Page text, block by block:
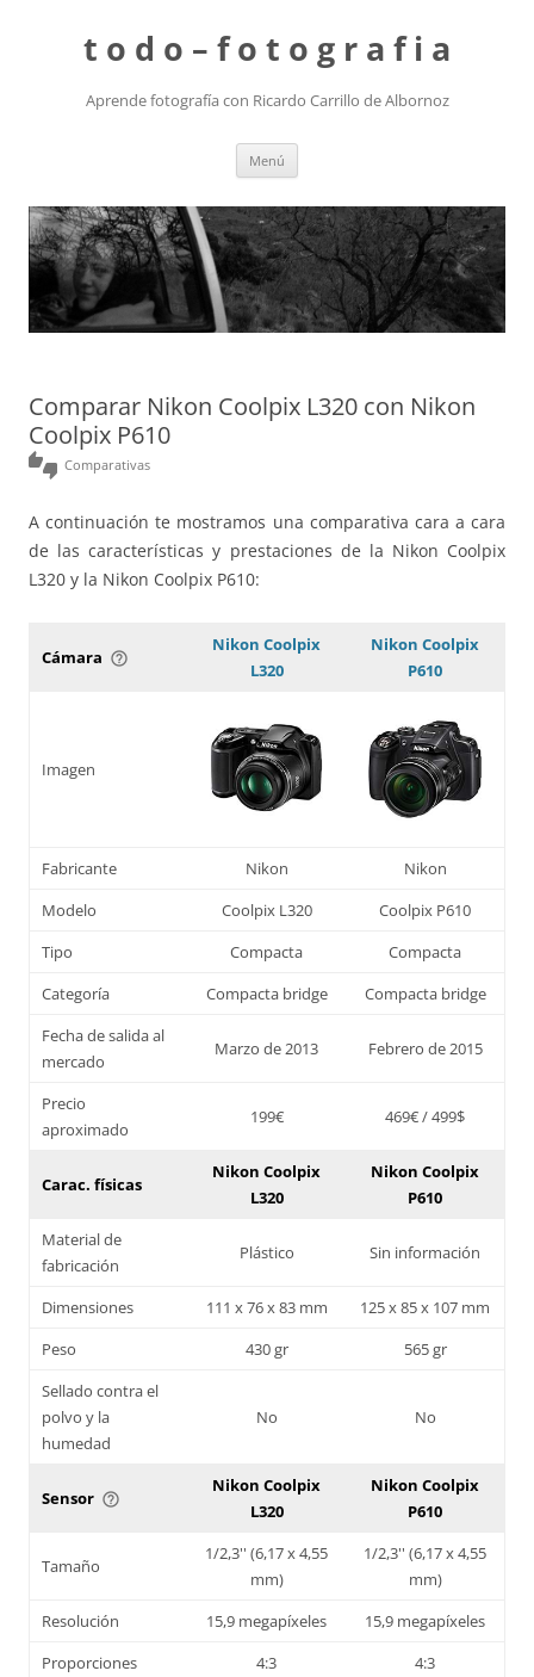
t o d o – f o t o g r a f i a
Aprende fotografía con Ricardo Carrillo de Albornoz
Menú
Comparar Nikon Coolpix L320 con Nikon
Coolpix P610
thumbs_up_down Comparativas
A continuación te mostramos una comparativa cara a cara
de las características y prestaciones de la Nikon Coolpix
L320 y la Nikon Coolpix P610:
Cámara help_outline
Nikon Coolpix
L320
Nikon Coolpix
P610
Imagen
Fabricante Nikon
Nikon
Modelo
Coolpix L320
Coolpix P610
Tipo
Compacta
Compacta
Categoría
Compacta bridge
Compacta bridge
Fecha de salida al
mercado
Marzo de 2013 Febrero de 2015
Precio
aproximado
199€ 469€ / 499$
Carac. físicas
Nikon Coolpix
L320
Nikon Coolpix
P610
Material de
fabricación
Plástico Sin información
Dimensiones 111 x 76 x 83 mm
125 x 85 x 107 mm
Peso
430 gr
565 gr
Sellado contra el
polvo y la
humedad
No No
Sensor help_outline
Nikon Coolpix
L320
Nikon Coolpix
P610
Tamaño
1/2,3'' (6,17 x 4,55
mm)
1/2,3'' (6,17 x 4,55
mm)
Resolución
15,9 megapíxeles
15,9 megapíxeles
Proporciones
4:3 4:3